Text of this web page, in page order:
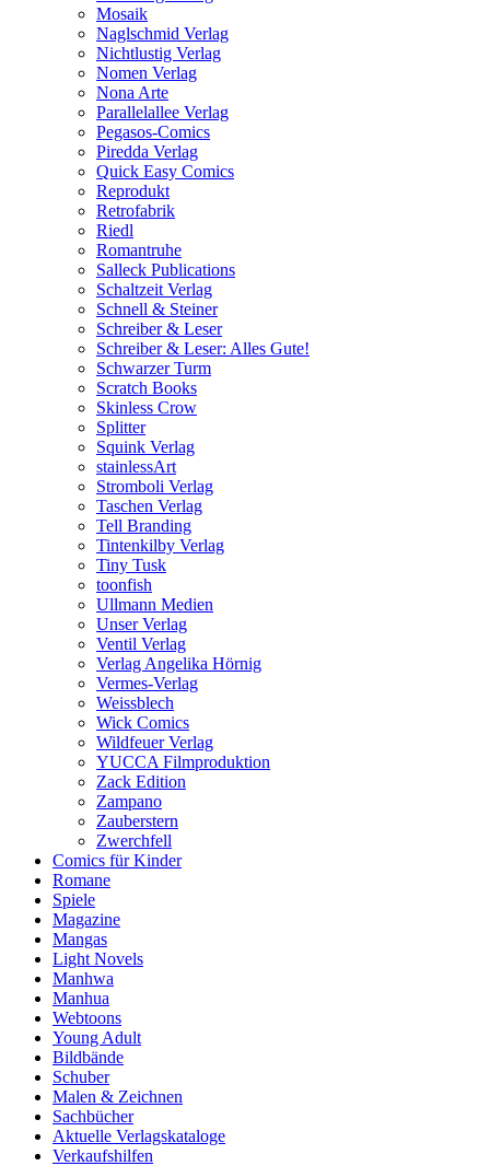
Mosaik
Naglschmid Verlag
Nichtlustig Verlag
Nomen Verlag
Nona Arte
Parallelallee Verlag
Pegasos-Comics
Piredda Verlag
Quick Easy Comics
Reprodukt
Retrofabrik
Riedl
Romantruhe
Salleck Publications
Schaltzeit Verlag
Schnell & Steiner
Schreiber & Leser
Schreiber & Leser: Alles Gute!
Schwarzer Turm
Scratch Books
Skinless Crow
Splitter
Squink Verlag
stainlessArt
Stromboli Verlag
Taschen Verlag
Tell Branding
Tintenkilby Verlag
Tiny Tusk
toonfish
Ullmann Medien
Unser Verlag
Ventil Verlag
Verlag Angelika Hörnig
Vermes-Verlag
Weissblech
Wick Comics
Wildfeuer Verlag
YUCCA Filmproduktion
Zack Edition
Zampano
Zauberstern
Zwerchfell
Comics für Kinder
Romane
Spiele
Magazine
Mangas
Light Novels
Manhwa
Manhua
Webtoons
Young Adult
Bildbände
Schuber
Malen & Zeichnen
Sachbücher
Aktuelle Verlagskataloge
Verkaufshilfen